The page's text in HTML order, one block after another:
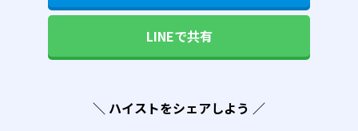
LINEで共有
＼ ハイストをシェアしよう ／